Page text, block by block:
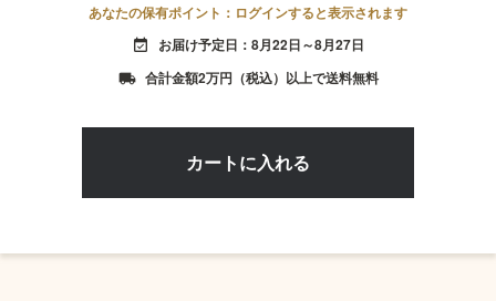
あなたの保有ポイント：ログインすると表示されます
event_available お届け予定日：8月22日～8月27日
local_shipping 合計金額2万円（税込）以上で送料無料